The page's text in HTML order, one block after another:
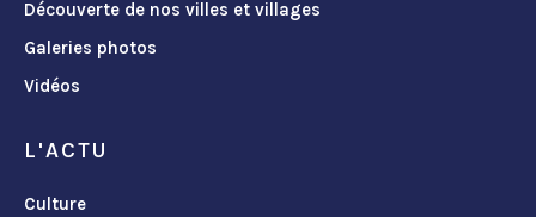
Découverte de nos villes et villages
Galeries photos
Vidéos
L'ACTU
Culture